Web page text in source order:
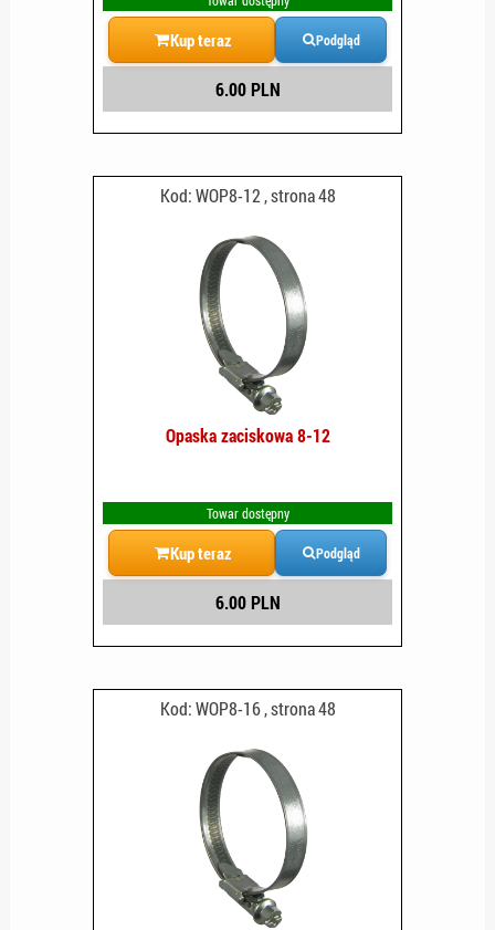
Kup teraz Podgląd
6.00 PLN
Kod: WOP8-12 , strona 48
Opaska zaciskowa 8-12
Towar dostępny
Kup teraz Podgląd
6.00 PLN
Kod: WOP8-16 , strona 48